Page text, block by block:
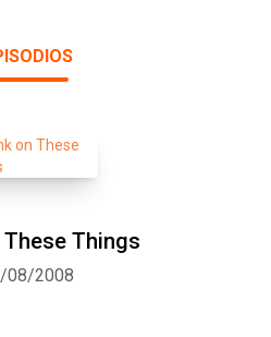
Things
08/2008